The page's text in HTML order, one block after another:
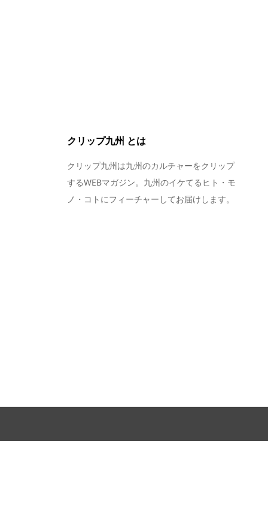
クリップ九州 とは
クリップ九州は九州のカルチャーをクリップ
するWEBマガジン。九州のイケてるヒト・モ
ノ・コトにフィーチャーしてお届けします。